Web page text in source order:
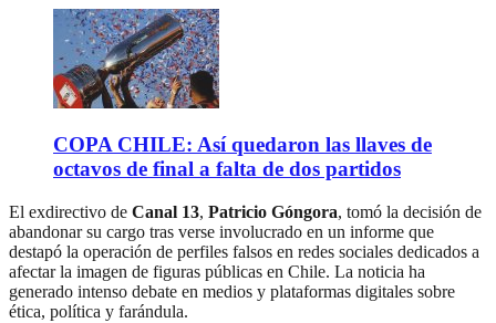
COPA CHILE: Así quedaron las llaves de
octavos de final a falta de dos partidos
El exdirectivo de Canal 13, Patricio Góngora, tomó la decisión de
abandonar su cargo tras verse involucrado en un informe que
destapó la operación de perfiles falsos en redes sociales dedicados a
afectar la imagen de figuras públicas en Chile. La noticia ha
generado intenso debate en medios y plataformas digitales sobre
ética, política y farándula.